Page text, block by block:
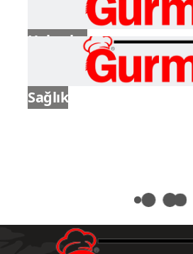
Haberler
Sağlık